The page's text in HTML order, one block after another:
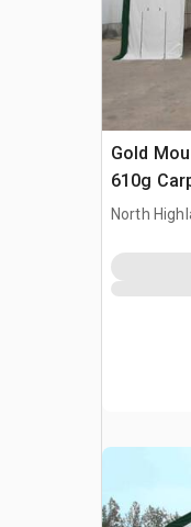
Gold
610g
North